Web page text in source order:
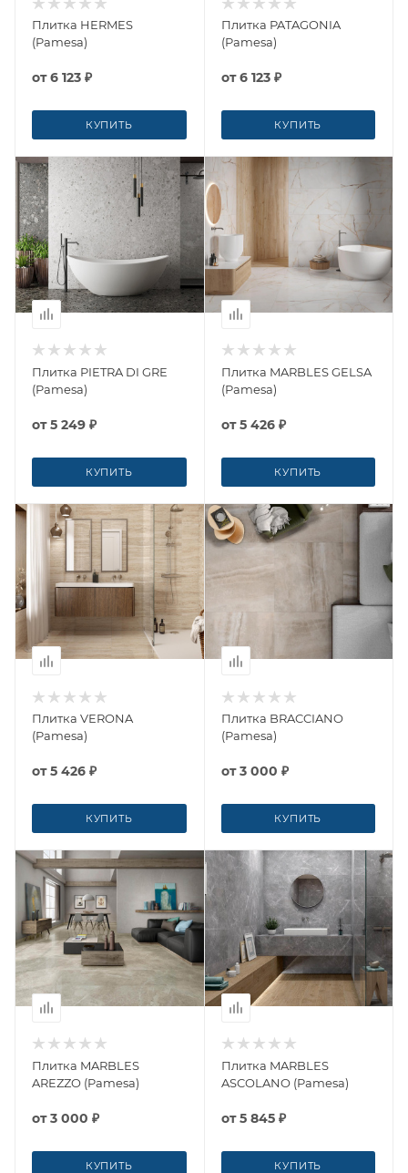
Плитка HERMES
(Pamesa)
от6 123 ₽
КУПИТЬ
Плитка PATAGONIA
(Pamesa)
от6 123 ₽
КУПИТЬ
Плитка PIETRA DI GRE
(Pamesa)
от5 249 ₽
КУПИТЬ
Плитка MARBLES GELSA
(Pamesa)
от5 426 ₽
КУПИТЬ
Плитка VERONA
(Pamesa)
от5 426 ₽
КУПИТЬ
Плитка BRACCIANO
(Pamesa)
от3 000 ₽
КУПИТЬ
Плитка MARBLES
AREZZO (Pamesa)
от3 000 ₽
КУПИТЬ
Плитка MARBLES
ASCOLANO (Pamesa)
от5 845 ₽
КУПИТЬ